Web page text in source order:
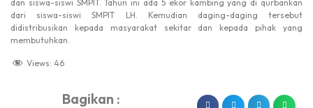
dan siswa-siswi SMPIT. Tahun ini ada 5 ekor kambing yang di qurbankan
dari siswa-siswi SMPIT LH. Kemudian daging-daging tersebut
didistribusikan kepada masyarakat sekitar dan kepada pihak yang
membutuhkan.
Views: 46
Bagikan :